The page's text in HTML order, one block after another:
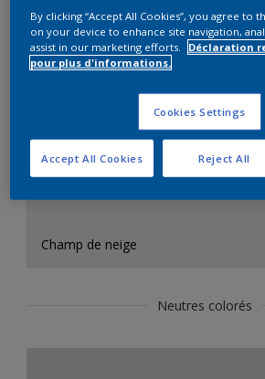
Suggestions
Champ de neige
Neutres colorés
By clicking “Accept All Cookies”, you agree to
on your device to enhance site navigation,
assist in our marketing efforts.
Déclaration
pour plus d'informations.
Cookies Settings
Reject All
Accept All Cookies